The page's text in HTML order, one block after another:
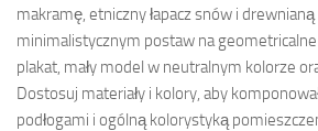
makramę, etniczny łapacz snów i
minimalistycznym postaw na
plakat, mały model w neutralnym kolorze
Dostosuj materiały i kolory, aby
podłogami i ogólną kolorystyką